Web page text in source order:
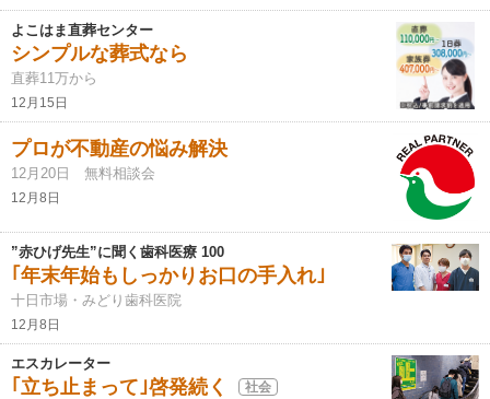
よこはま直葬センター
シンプルな葬式なら
直葬11万から
12月15日
プロが不動産の悩み解決
12月20日 無料相談会
12月8日
”赤ひげ先生”に聞く歯科医療 100
｢年末年始もしっかりお口の手入れ｣
十日市場・みどり歯科医院
12月8日
エスカレーター
｢立ち止まって｣啓発続く 社会